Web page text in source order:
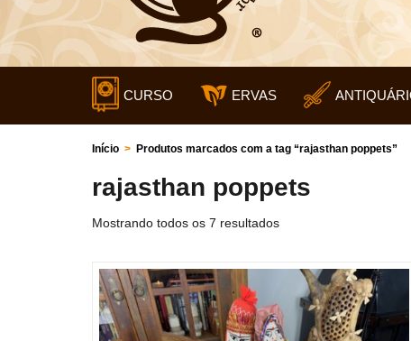
CURSO ERVAS
Início > Produtos marcados com a tag “rajasthan poppets”
rajasthan poppets
Mostrando todos os 7 resultados